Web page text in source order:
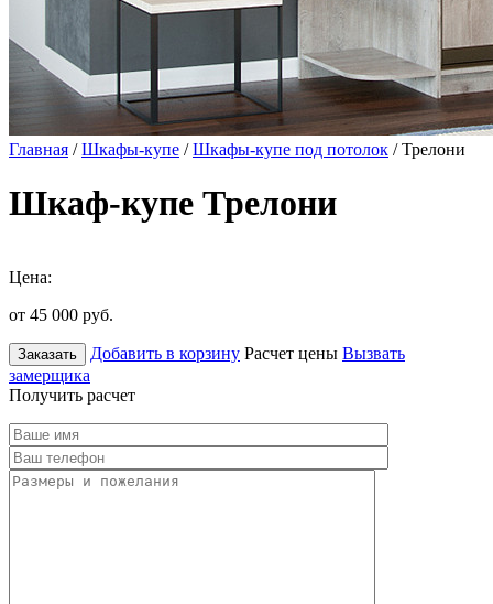
Главная /Шкафы-купе /Шкафы-купе под потолок / Трелони
Шкаф-купе Трелони
Цена:
от 45 000 руб.
Заказать Добавить в корзину Расчет цены Вызвать
замерщика
Получить расчет